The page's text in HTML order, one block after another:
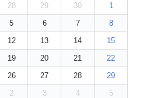
28 29 30
1
5 6 7
8
12 13 14
15
19 20 21
22
26 27 28
29
2 3 4 5